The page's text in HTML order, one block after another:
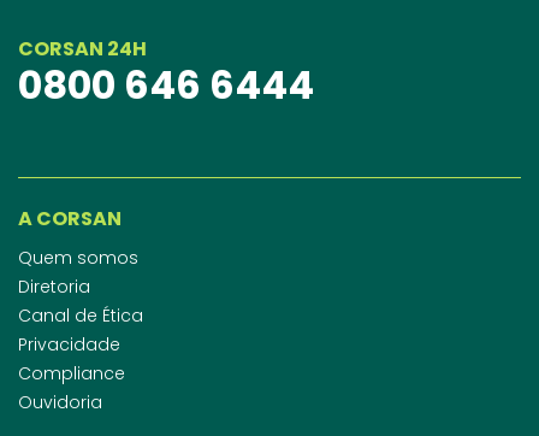
CORSAN 24H
0800 646 6444
A CORSAN
Quem somos
Diretoria
Canal de Ética
Privacidade
Compliance
Ouvidoria